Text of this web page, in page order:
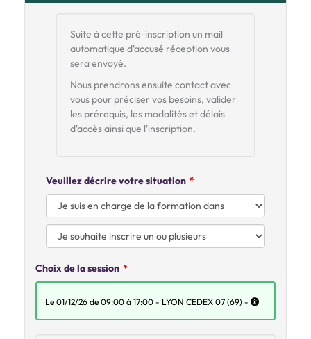
Suite à cette pré-inscription un mail
automatique d'accusé réception vous
sera envoyé.
Nous prendrons ensuite contact avec
vous pour préciser vos besoins, valider
les prérequis, les modalités et délais
d'accès ainsi que l'inscription.
Veuillez décrire votre situation
Choix de la session
le 01/12/26 de 09:00 à 17:00 - LYON CEDEX 07 (69) -